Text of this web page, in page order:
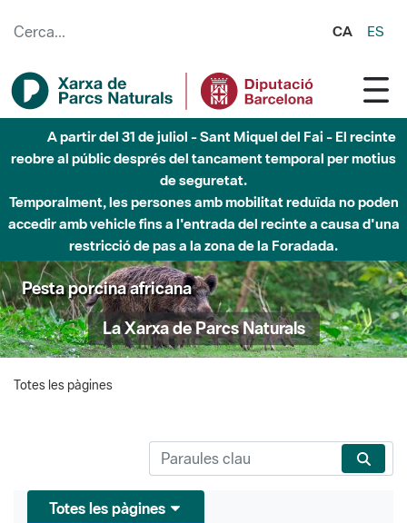
CA ES
A partir del 31 de juliol - Sant Miquel del Fai - El recinte
reobre al públic després del tancament temporal per motius
de seguretat.
Temporalment, les persones amb mobilitat reduïda no poden
accedir amb vehicle fins a l'entrada del recinte a causa d'una
restricció de pas a la zona de la Foradada.
Pesta porcina africana
La Xarxa de Parcs Naturals
Totes les pàgines
Totes les pàgines